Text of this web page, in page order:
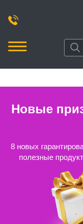
Новые
8 новых
полезные